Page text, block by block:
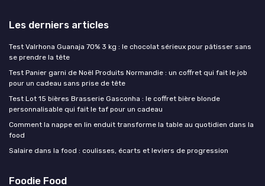
Les derniers articles
Test Valrhona Guanaja 70% 3 kg : le chocolat sérieux pour pâtisser sans
se prendre la tête
Test Panier garni de Noël Produits Normandie : un coffret qui fait le job
pour un cadeau sans prise de tête
Test Lot 15 bières Brasserie Gasconha : le coffret bière blonde
personnalisable qui fait le taf pour un cadeau
Comment la nappe en lin enduit transforme la table au quotidien dans la
food
Salaire dans la food : coulisses, écarts et leviers de progression
Foodie Food